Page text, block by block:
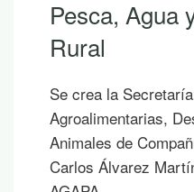
Si hoy es uno de
los que ya
publicaciones para
sombra de un árbol
un atardecer en la